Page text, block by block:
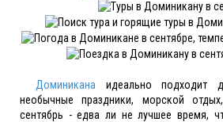
Доминикана идеально подходит
необычные праздники, морской
сентябрь - едва ли не лучшее время,